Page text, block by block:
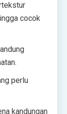
cocok
perlu
kandungan